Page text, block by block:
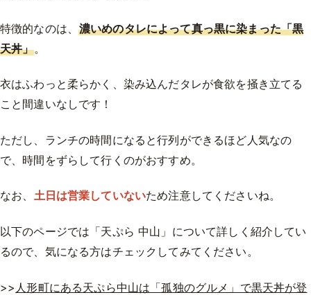
特徴的なのは、濃いめのタレによって真っ黒に染まった「黒
天丼」。
衣はふわっと柔らかく、染み込んだタレが食欲を掻き立てる
こと間違いなしです！
ただし、ランチの時間になると行列ができるほど人気なの
で、時間をずらして行くのがおすすめ。
なお、 土日は営業していないため注意してくださいね。
以下のページでは「天ぷら 中山」について詳しく紹介してい
るので、気になる方はチェックしてみてください。
>> 人形町にある天ぷら中山は「孤独のグルメ」で黒天丼が登